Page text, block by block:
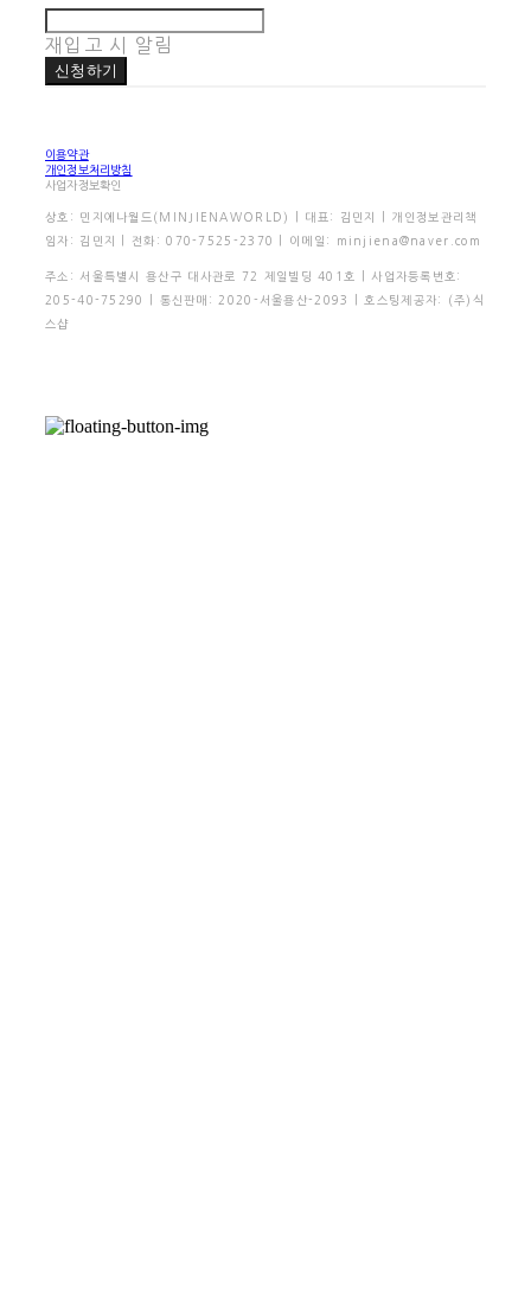
재입고 시 알림
신청하기
이용약관
개인정보처리방침
사업자정보확인
상호: 민지에나월드(MINJIENAWORLD) | 대표: 김민지 | 개인정보관리책
임자: 김민지 | 전화: 070-7525-2370 | 이메일: minjiena@naver.com
주소: 서울특별시 용산구 대사관로 72 제일빌딩 401호 | 사업자등록번호:
205-40-75290
| 통신판매: 2020-서울용산-2093
| 호스팅제공자: (주)식
스샵